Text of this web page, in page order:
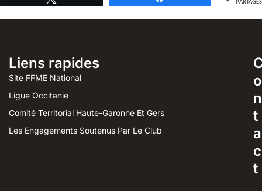
PARTAGES
Liens rapides
Site FFME National
Ligue Occitanie
Comité Territorial Haute-Garonne Et Gers
Les Engagements Soutenus Par Le Club
o
n
t
a
c
t